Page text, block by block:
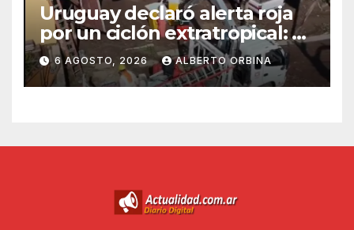
Uruguay declaró alerta roja
por un ciclón extratropical: al
menos un muerto
6 AGOSTO, 2026 ALBERTO ORBINA